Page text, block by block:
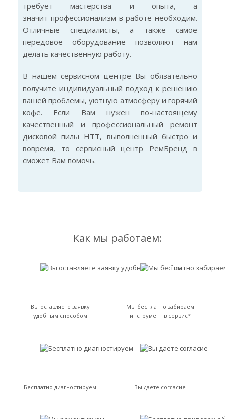
требует мастерства и опыта, а
значит профессионализм в работе необходим.
Отличные специалисты, а также самое
передовое оборудование позволяют нам
делать качественную работу.
В нашем сервисном центре Вы обязательно
получите индивидуальный подход к решению
вашей проблемы, уютную атмосферу и горячий
кофе. Если Вам нужен по-настоящему
качественный и профессиональный ремонт
дисковой пилы HTT, выполненный быстро и
вовремя, то сервисный центр РемБренд в
сможет Вам помочь.
Как мы работаем:
Вы оставляете заявку
удобным способом
Мы бесплатно забираем
инструмент в сервис*
Бесплатно диагностируем Вы даете согласие